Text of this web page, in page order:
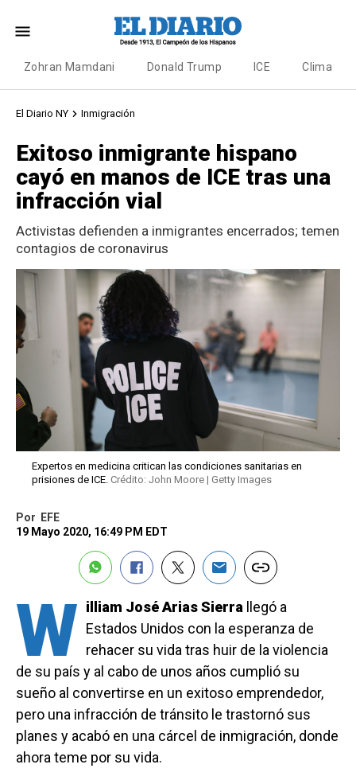
Zohran Mamdani Donald Trump ICE Clima
El Diario NY Inmigración
Exitoso inmigrante hispano
cayó en manos de ICE tras una
infracción vial
Activistas defienden a inmigrantes encerrados; temen
contagios de coronavirus
Expertos en medicina critican las condiciones sanitarias en
prisiones de ICE. Crédito: John Moore | Getty Images
Por
EFE
19 Mayo 2020, 16:49 PM EDT
W illiam José Arias Sierra llegó a
Estados Unidos con la esperanza de
rehacer su vida tras huir de la violencia
de su país y al cabo de unos años cumplió su
sueño al convertirse en un exitoso emprendedor,
pero una infracción de tránsito le trastornó sus
planes y acabó en una cárcel de inmigración, donde
ahora teme por su vida.